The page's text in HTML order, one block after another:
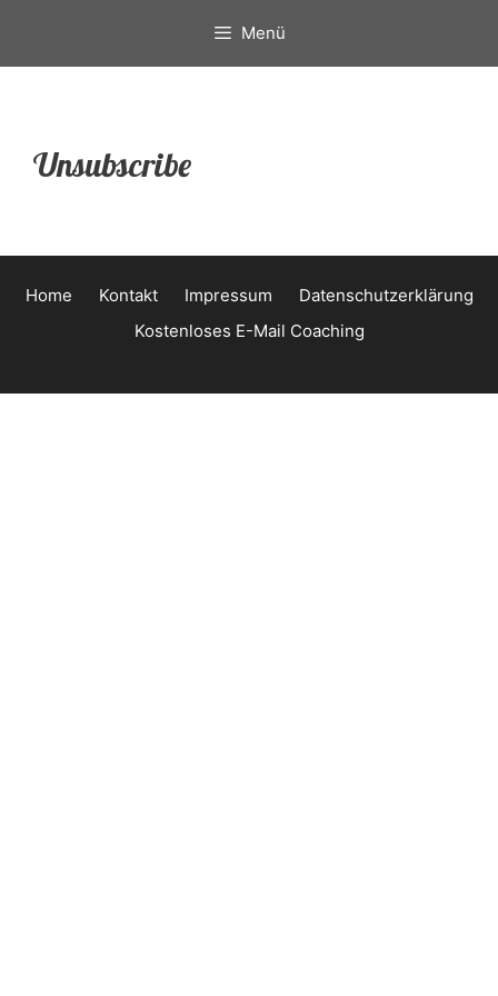
Inhalt
Menü
Unsubscribe
Home Kontakt Impressum
Datenschutzerklärung
Kostenloses E-Mail Coaching